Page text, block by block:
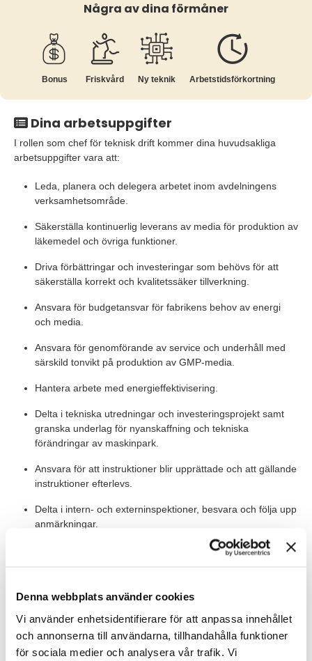
Denna webbplats använder cookies
Vi använder enhetsidentifierare för att anpassa innehållet
och annonserna till användarna, tillhandahålla funktioner
för sociala medier och analysera vår trafik. Vi
Några av dina förmåner
Bonus Friskvård Ny teknik Arbetstids­förkortning
Dina arbetsuppgifter
I rollen som chef för teknisk drift kommer dina huvudsakliga
arbetsuppgifter vara att:
Leda, planera och delegera arbetet inom avdelningens
verksamhetsområde.
Säkerställa kontinuerlig leverans av media för produktion av
läkemedel och övriga funktioner.
Driva förbättringar och investeringar som behövs för att
säkerställa korrekt och kvalitetssäker tillverkning.
Ansvara för budgetansvar för fabrikens behov av energi
och media.
Ansvara för genomförande av service och underhåll med
särskild tonvikt på produktion av GMP-media.
Hantera arbete med energieffektivisering.
Delta i tekniska utredningar och investeringsprojekt samt
granska underlag för nyanskaffning och tekniska
förändringar av maskinpark.
Ansvara för att instruktioner blir upprättade och att gällande
instruktioner efterlevs.
Delta i intern- och externinspektioner, besvara och följa upp
anmärkningar.
Arbeta aktivt med en fortsatt god arbetsmiljö som
Värt att veta
Octapharma är det största privatägda och fristående företaget i
världen inom plasmafraktionering. Deras läkemedel består av